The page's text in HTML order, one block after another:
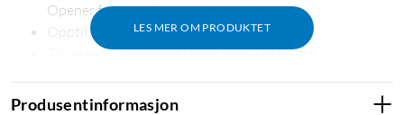
LES MER OM PRODUKTET
Opener for garasjeporter.
Opptil 10 fingeravtrykk/brukere.
Tilpassede personlige koder med 4 til 8 sifre.
IP55-klassifisert, tåler vann, støv og temperaturer fra
Produsentinformasjon